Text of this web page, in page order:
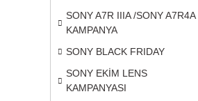
SONY A7R IIIA /SONY A7R4A
KAMPANYA
SONY BLACK FRIDAY
SONY EKİM LENS
KAMPANYASI